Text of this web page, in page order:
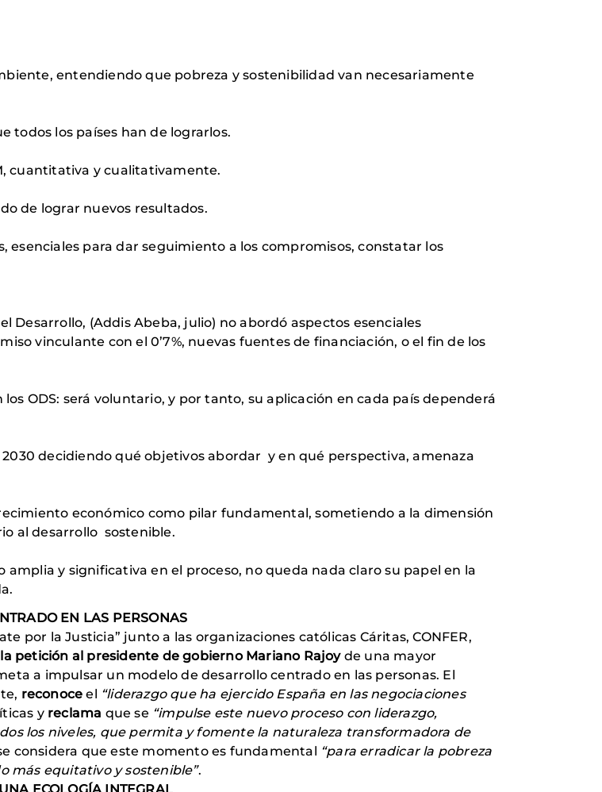
entendiendo que pobreza y sostenibilidad van necesariamente
todos los países han de lograrlos.
cuantitativa y cualitativamente.
de lograr nuevos resultados.
esenciales para dar seguimiento a los compromisos, constatar los
Desarrollo, (Addis Abeba, julio) no abordó aspectos esenciales
vinculante con el 0’7%, nuevas fuentes de financiación, o el fin de los
ODS: será voluntario, y por tanto, su aplicación en cada país dependerá
decidiendo qué objetivos abordar y en qué perspectiva, amenaza
económico como pilar fundamental, sometiendo a la dimensión
al desarrollo sostenible.
amplia y significativa en el proceso, no queda nada claro su papel en la
EN LAS PERSONAS
por la Justicia” junto a las organizaciones católicas Cáritas, CONFER,
la petición al presidente de gobierno Mariano Rajoyde una mayor
a impulsar un modelo de desarrollo centrado en las personas. El
reconoceel “liderazgo que ha ejercido España en las negociaciones
y reclama que se “impulse este nuevo proceso con liderazgo,
los niveles, que permita y fomente la naturaleza transformadora de
considera que este momento es fundamental “para erradicar la pobreza
más equitativo y sostenible”.